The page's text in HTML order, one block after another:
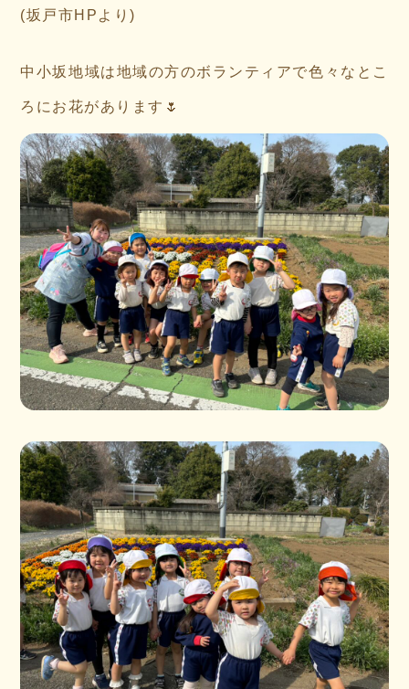
(坂戸市HPより)
中小坂地域は地域の方のボランティアで色々なとこ
ろにお花があります🌷